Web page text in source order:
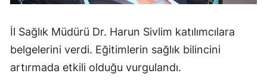
İl Sağlık Müdürü Dr. Harun Sivlim katılımcılara
belgelerini verdi. Eğitimlerin sağlık bilincini
artırmada etkili olduğu vurgulandı.